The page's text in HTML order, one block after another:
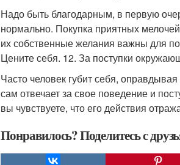
Надо быть благодарным, в первую
нормально. Покупка приятных
их собственные желания важны для
Цените себя. 12. За поступки
Часто человек губит себя,
сам отвечает за свое поведение и
вы чувствуете, что его действия
Понравилось? Поделитесь с